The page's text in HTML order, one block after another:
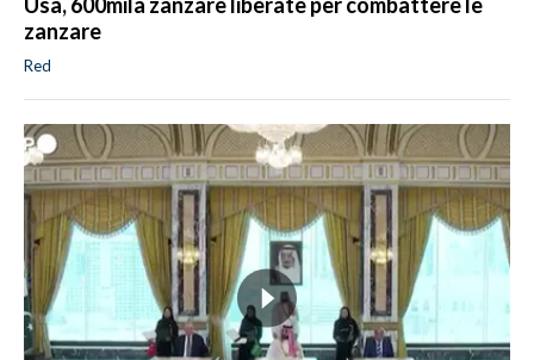
zanzare
Red